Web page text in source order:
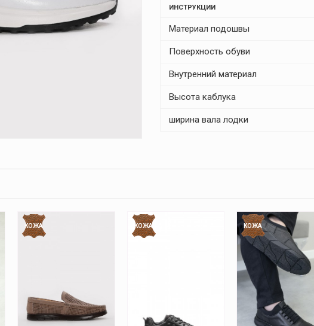
ИНСТРУКЦИИ
Материал подошвы
Поверхность обуви
Внутренний материал
Высота каблука
ширина вала лодки
КОЖА КОЖА КОЖА